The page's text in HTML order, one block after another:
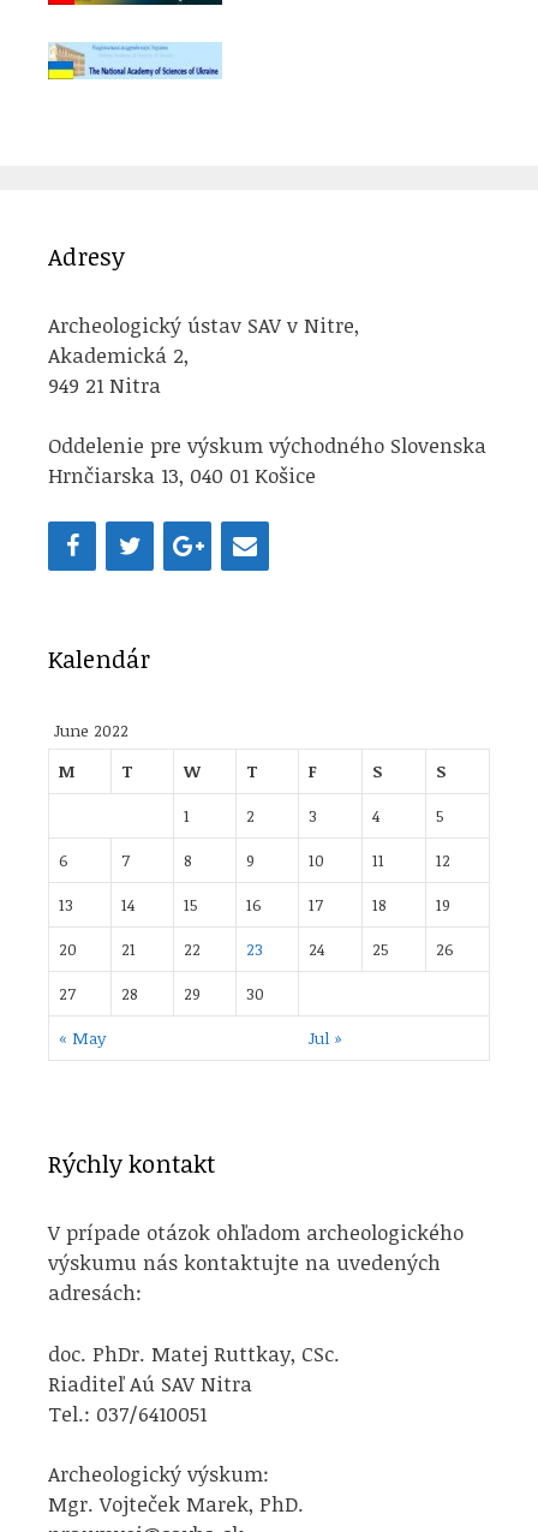
Adresy
Archeologický ústav SAV v Nitre,
Akademická 2,
949 21 Nitra
Oddelenie pre výskum východného Slovenska
Hrnčiarska 13, 040 01 Košice
Kalendár
June 2022
M
T W T F S S
« May Jul »
1 2 3 4
5
6
7 8 9 10 11
12
13
14 15 16 17 18
19
20
21 22 23 24 25
26
27
28 29 30
Rýchly kontakt
V prípade otázok ohľadom archeologického
výskumu nás kontaktujte na uvedených
adresách:
doc. PhDr. Matej Ruttkay, CSc.
Riaditeľ Aú SAV Nitra
Tel.: 037/6410051
Archeologický výskum:
Mgr. Vojteček Marek, PhD.